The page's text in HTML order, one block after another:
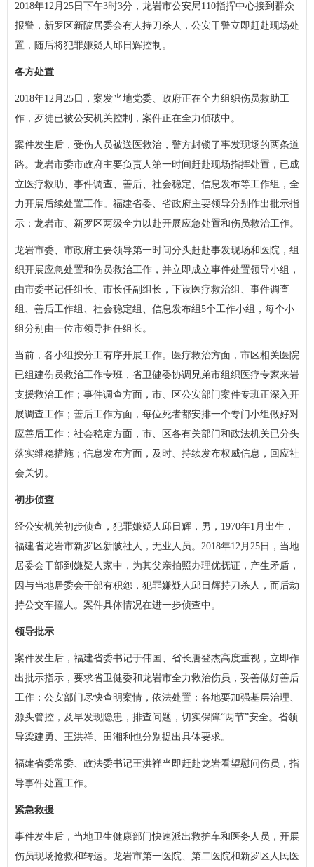
2018年12月25日下午3时3分，龙岩市公安局110指挥中心接到群众
报警，新罗区新陂居委会有人持刀杀人，公安干警立即赶赴现场处
置，随后将犯罪嫌疑人邱日辉控制。
各方处置
2018年12月25日，案发当地党委、政府正在全力组织伤员救助工
作，歹徒已被公安机关控制，案件正在全力侦破中。
案件发生后，受伤人员被送医救治，警方封锁了事发现场的两条道
路。龙岩市委市政府主要负责人第一时间赶赴现场指挥处置，已成
立医疗救助、事件调查、善后、社会稳定、信息发布等工作组，全
力开展后续处置工作。福建省委、省政府主要领导分别作出批示指
示；龙岩市、新罗区两级全力以赴开展应急处置和伤员救治工作。
龙岩市委、市政府主要领导第一时间分头赶赴事发现场和医院，组
织开展应急处置和伤员救治工作，并立即成立事件处置领导小组，
由市委书记任组长、市长任副组长，下设医疗救治组、事件调查
组、善后工作组、社会稳定组、信息发布组5个工作小组，每个小
组分别由一位市领导担任组长。
当前，各小组按分工有序开展工作。医疗救治方面，市区相关医院
已组建伤员救治工作专班，省卫健委协调兄弟市组织医疗专家来岩
支援救治工作；事件调查方面，市、区公安部门案件专班正深入开
展调查工作；善后工作方面，每位死者都安排一个专门小组做好对
应善后工作；社会稳定方面，市、区各有关部门和政法机关已分头
落实维稳措施；信息发布方面，及时、持续发布权威信息，回应社
会关切。
初步侦查
经公安机关初步侦查，犯罪嫌疑人邱日辉，男，1970年1月出生，
福建省龙岩市新罗区新陂社人，无业人员。2018年12月25日，当地
居委会干部到嫌疑人家中，为其父亲拍照办理优抚证，产生矛盾，
因与当地居委会干部有积怨，犯罪嫌疑人邱日辉持刀杀人，而后劫
持公交车撞人。案件具体情况在进一步侦查中。
领导批示
案件发生后，福建省委书记于伟国、省长唐登杰高度重视，立即作
出批示指示，要求省卫健委和龙岩市全力救治伤员，妥善做好善后
工作；公安部门尽快查明案情，依法处置；各地要加强基层治理、
源头管控，及早发现隐患，排查问题，切实保障“两节”安全。省领
导梁建勇、王洪祥、田湘利也分别提出具体要求。
福建省委常委、政法委书记王洪祥当即赶赴龙岩看望慰问伤员，指
导事件处置工作。
紧急救援
事件发生后，当地卫生健康部门快速派出救护车和医务人员，开展
伤员现场抢救和转运。龙岩市第一医院、第二医院和新罗区人民医